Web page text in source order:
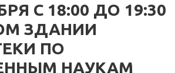
С 18:00 ДО 19:30
ЗДАНИИ
ПО
НАУКАМ